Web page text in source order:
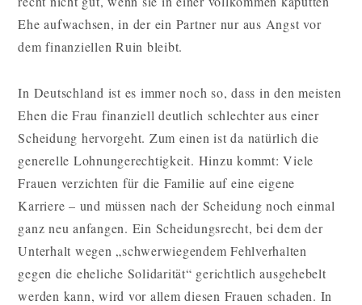
Ehe aufwachsen, in der ein Partner nur aus Angst vor
dem finanziellen Ruin bleibt.
In Deutschland ist es immer noch so, dass in den meisten
Ehen die Frau finanziell deutlich schlechter aus einer
Scheidung hervorgeht. Zum einen ist da natürlich die
generelle Lohnungerechtigkeit. Hinzu kommt: Viele
Frauen verzichten für die Familie auf eine eigene
Karriere – und müssen nach der Scheidung noch einmal
ganz neu anfangen. Ein Scheidungsrecht, bei dem der
Unterhalt wegen „schwerwiegendem Fehlverhalten
gegen die eheliche Solidarität“ gerichtlich ausgehebelt
werden kann, wird vor allem diesen Frauen schaden. In